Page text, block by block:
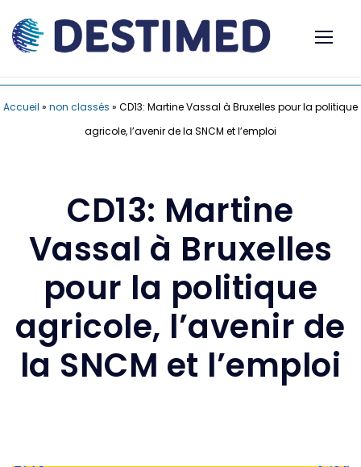
Accueil » non classés » CD13: Martine Vassal à Bruxelles pour la politique
agricole, l’avenir de la SNCM et l’emploi
CD13: Martine
Vassal à Bruxelles
pour la politique
agricole, l’avenir de
la SNCM et l’emploi